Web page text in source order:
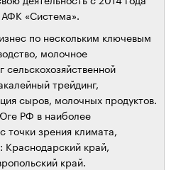
АФК «Система».
по нескольким ключевым
молочное
сельскохозяйственной
трейдинг,
сыров, молочных продуктов.
РФ в наиболее
точки зрения климата,
Краснодарский край,
край.